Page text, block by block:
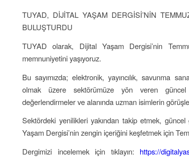
TUYAD, DİJİTAL YAŞAM DERGİSİ’NİN
BULUŞTURDU
TUYAD olarak, Dijital Yaşam Dergisi’nin
memnuniyetini yaşıyoruz.
Bu sayımızda; elektronik, yayıncılık, savunma
olmak üzere sektörümüze yön veren güncel
değerlendirmeler ve alanında uzman isimlerin
Sektördeki yenilikleri yakından takip etmek,
Yaşam Dergisi’nin zengin içeriğini keşfetmek için
Dergimizi incelemek için tıklayın: https://